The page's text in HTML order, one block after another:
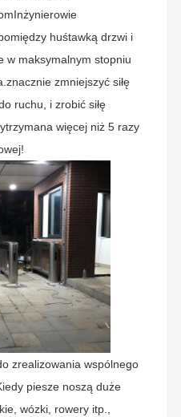
huśtawką drzwi i
w maksymalnym stopniu
zmniejszyć siłę
ruchu, i zrobić siłę
więcej niż 5 razy
zrealizowania wspólnego
piesze noszą duże
wózki, rowery itp.,